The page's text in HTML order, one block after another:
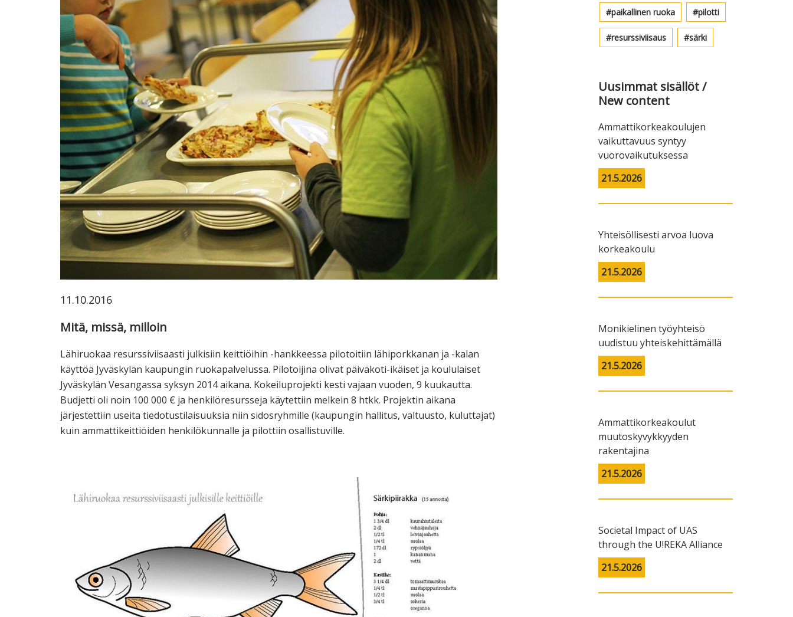
ammattikorkeakoulutusta
koskevasta
tutkimuksesta
kaikille
kiinnostuneille.
11.10.2016
Mitä, missä, milloin
Lähiruokaa resurssiviisaasti julkisiin keittiöihin -hankkeessa pilotoitiin lähiporkkanan ja -kalan
käyttöä Jyväskylän kaupungin ruokapalvelussa. Pilotoijina olivat päiväkoti-ikäiset ja koululaiset
Jyväskylän Vesangassa syksyn 2014 aikana. Kokeiluprojekti kesti vajaan vuoden, 9 kuukautta.
Budjetti oli noin 100 000 € ja henkilöresursseja käytettiin melkein 8 htkk. Projektin aikana
järjestettiin useita tiedotustilaisuuksia niin sidosryhmille (kaupungin hallitus, valtuusto, kuluttajat)
kuin ammattikeittiöiden henkilökunnalle ja pilottiin osallistuville.
paikallinen ruoka pilotti
resurssiviisaus särki
Uusimmat sisällöt /
New content
Ammattikorkeakoulujen
vaikuttavuus syntyy
vuorovaikutuksessa
21.5.2026
Yhteisöllisesti arvoa luova
korkeakoulu
21.5.2026
Monikielinen työyhteisö
uudistuu yhteiskehittämällä
21.5.2026
Ammattikorkeakoulut
muutoskyvykkyyden
rakentajina
21.5.2026
Societal Impact of UAS
through the U!REKA Alliance
21.5.2026